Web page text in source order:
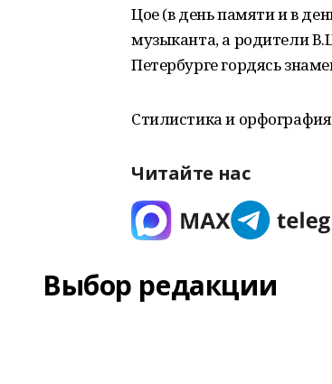
Цое (в день памяти и в
музыканта, а родители
Петербурге гордясь
Стилистика и
Читайте нас
Выбор редакции